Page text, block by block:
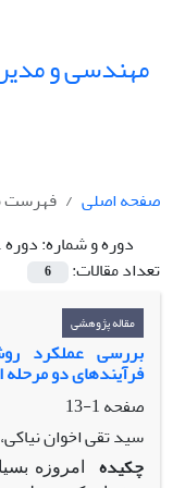
مهندسی و
صفحه اصلی
فهرست
دوره و شماره:دوره 1، شماره 1، زمستان 1390
تعداد مقالات:
6
مقاله پژوهشی
بررسی عملکرد
فرآیندهای دو مرحله
صفحه1-13
سید تقی اخوان
چکیده
امروزه